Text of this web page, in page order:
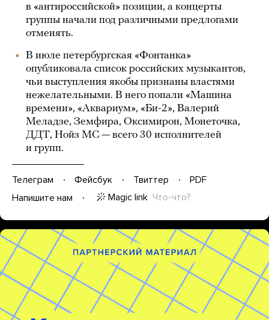
в «антироссийской» позиции, а концерты
группы начали под различными предлогами
отменять.
В июле петербургская «Фонтанка»
опубликовала список российских музыкантов,
чьи выступления якобы признаны властями
нежелательными. В него попали «Машина
времени», «Аквариум», «Би-2», Валерий
Меладзе, Земфира, Оксимирон, Монеточка,
ДДТ, Нойз МС — всего 30 исполнителей
и групп.
Телеграм Фейсбук Твиттер
PDF
Напишите нам
Magic link Что-что?